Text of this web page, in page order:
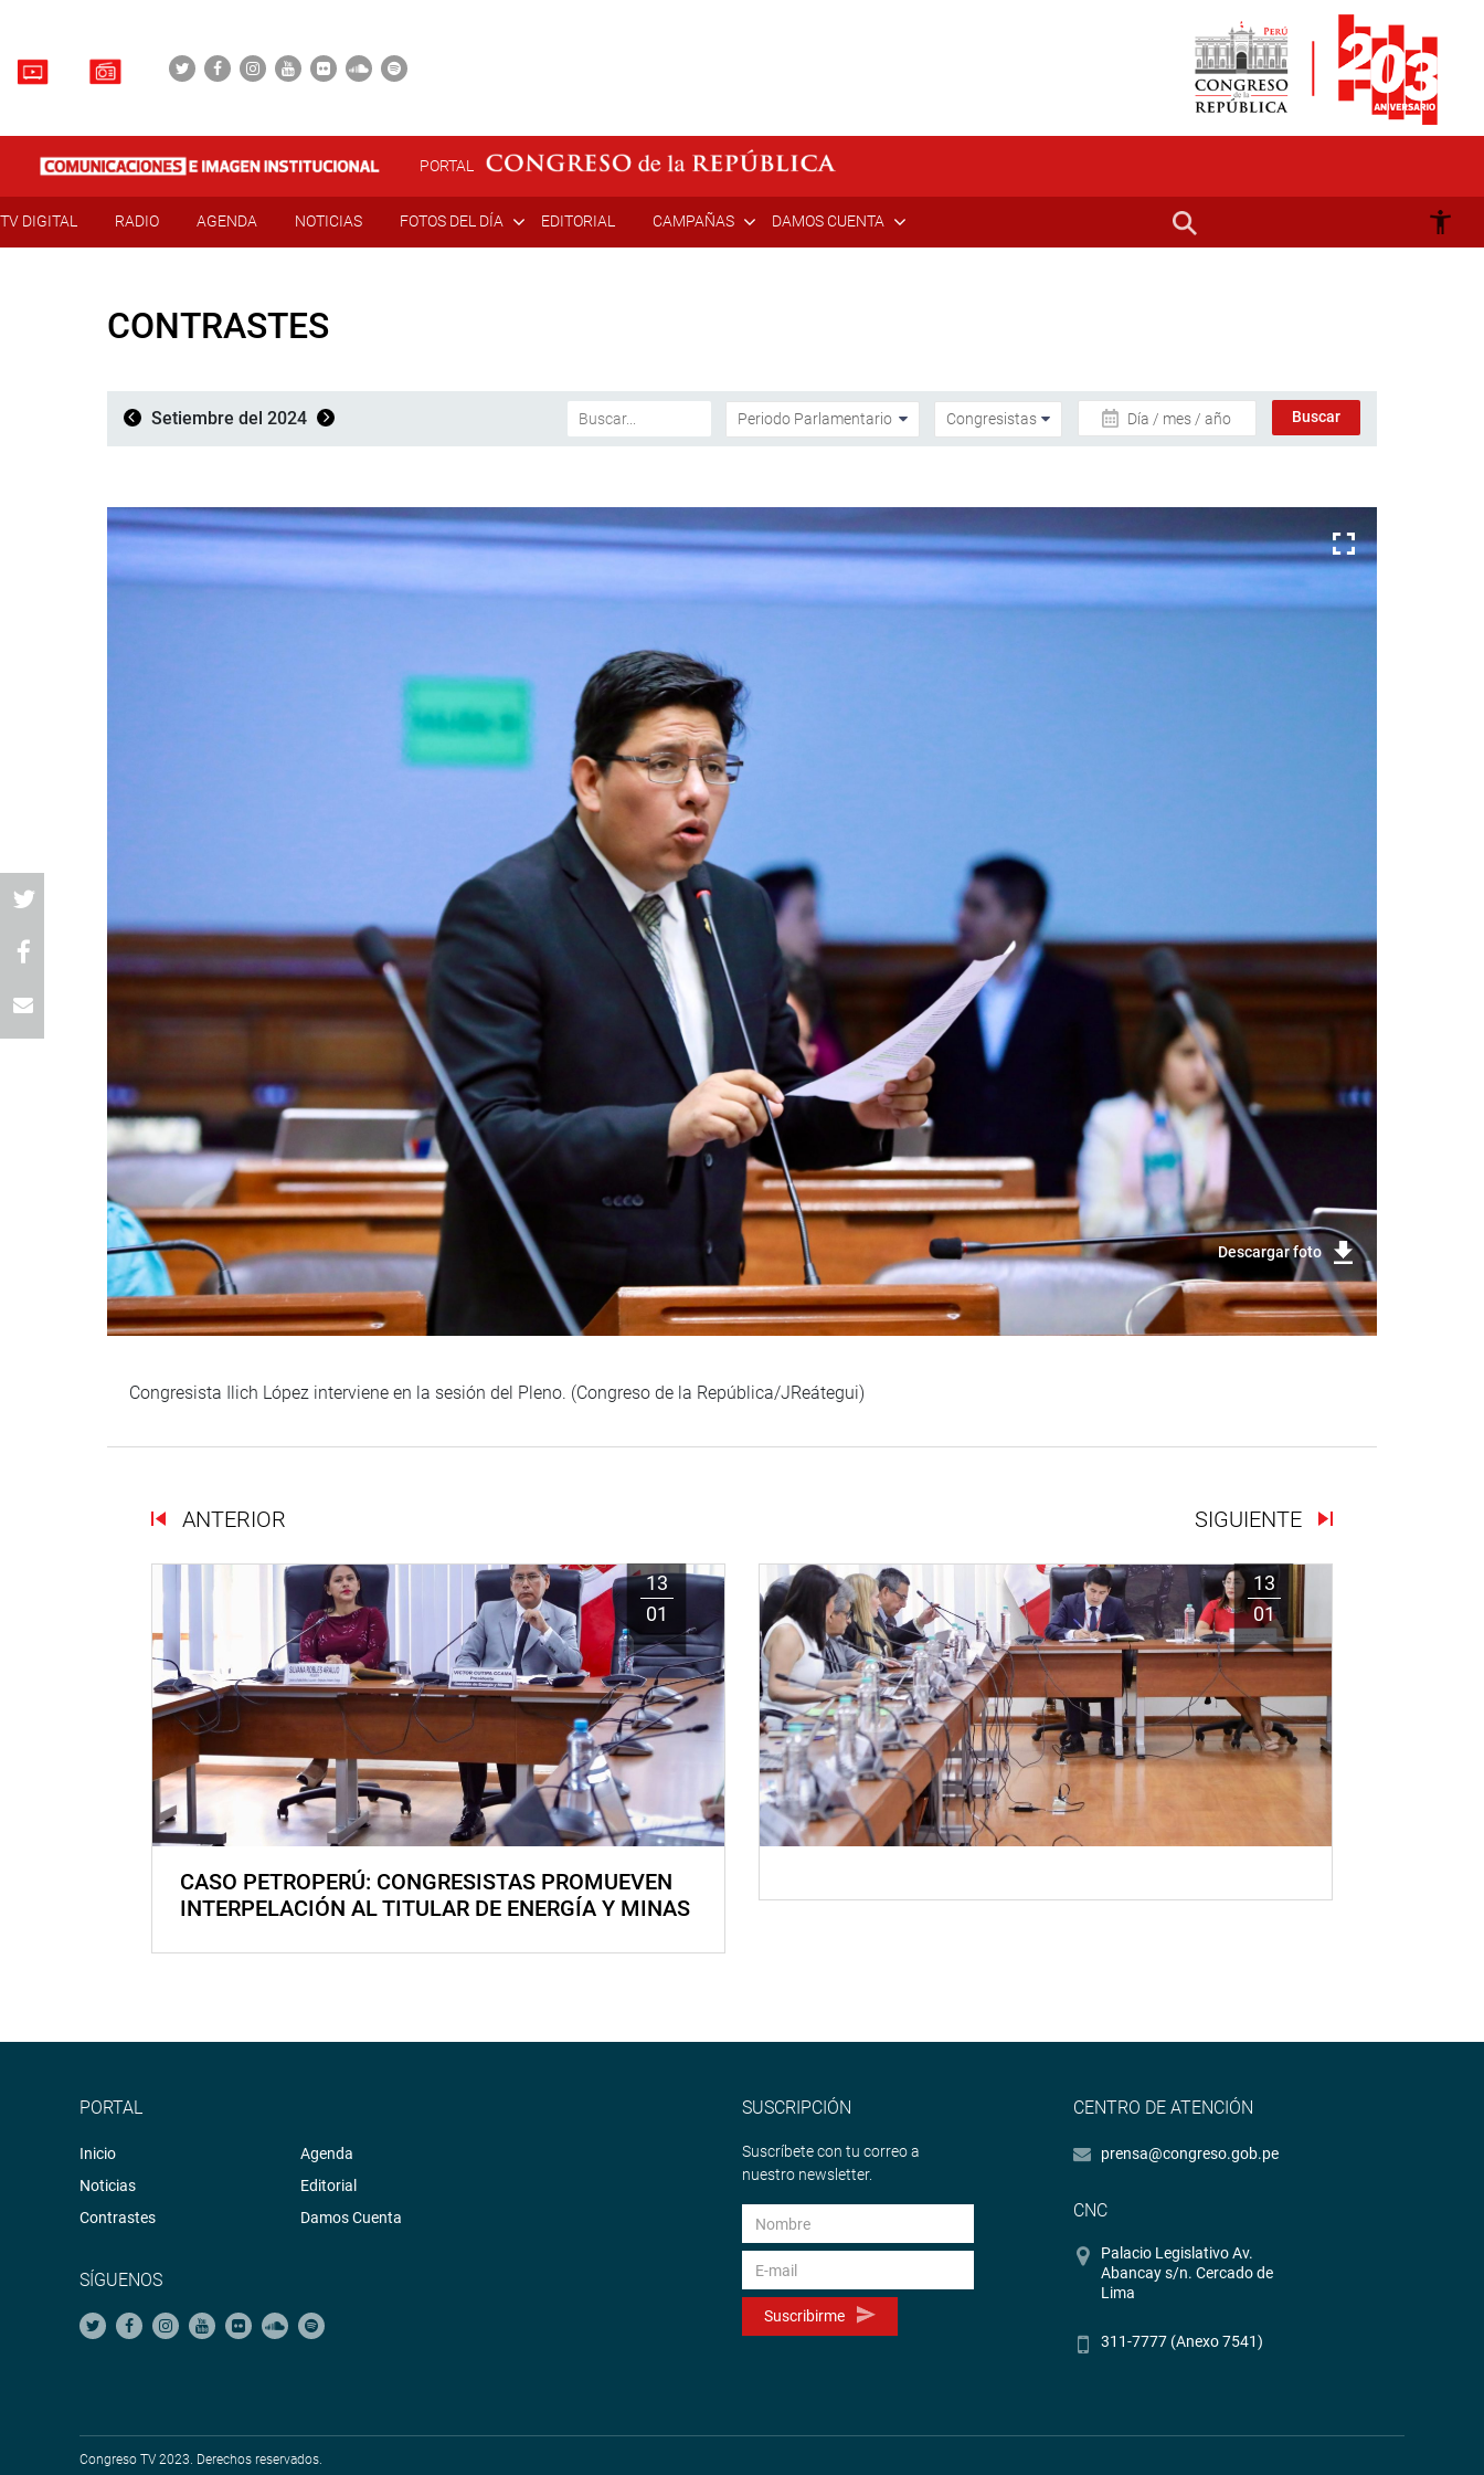
PORTAL
TV DIGITAL RADIO AGENDA NOTICIAS FOTOS DEL DÍA EDITORIAL CAMPAÑAS DAMOS CUENTA
CONTRASTES
Setiembre del 2024 Día / mes / año
Descargar foto
Congresista Ilich López interviene en la sesión del Pleno. (Congreso de la República/JReátegui)
ANTERIOR SIGUIENTE
13
01
CASO PETROPERÚ: CONGRESISTAS PROMUEVEN
INTERPELACIÓN AL TITULAR DE ENERGÍA Y MINAS
13
01
PORTAL
Inicio
Noticias
Contrastes
Agenda
Editorial
Damos Cuenta
SÍGUENOS
SUSCRIPCIÓN
Suscríbete con tu correo a
nuestro newsletter.
Suscribirme
CENTRO DE ATENCIÓN
prensa@congreso.gob.pe
CNC
Palacio Legislativo Av.
Abancay s/n. Cercado de
Lima
311-7777 (Anexo 7541)
Congreso TV 2023. Derechos reservados.